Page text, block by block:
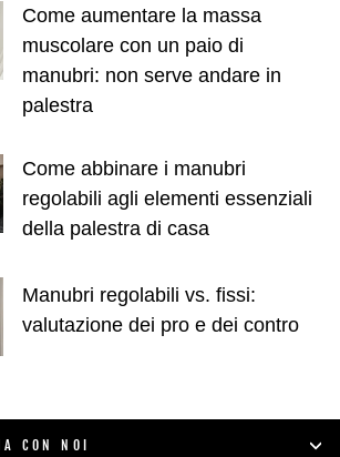
Come aumentare la massa
muscolare con un paio di
manubri: non serve andare in
palestra
Come abbinare i manubri
regolabili agli elementi essenziali
della palestra di casa
Manubri regolabili vs. fissi:
valutazione dei pro e dei contro
CON NOI